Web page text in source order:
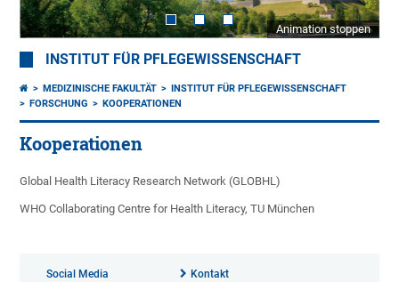
Animation stoppen
INSTITUT FÜR PFLEGEWISSENSCHAFT
MEDIZINISCHE FAKULTÄT
INSTITUT FÜR PFLEGEWISSENSCHAFT
FORSCHUNG
KOOPERATIONEN
Kooperationen
Global Health Literacy Research Network (GLOBHL)
WHO Collaborating Centre for Health Literacy, TU München
Social Media Kontakt